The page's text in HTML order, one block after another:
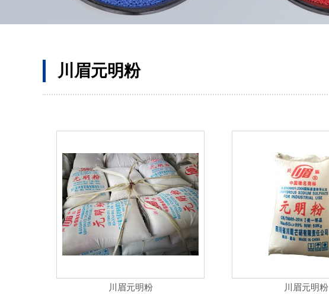
川眉元明粉
川眉元明粉 川眉元明粉